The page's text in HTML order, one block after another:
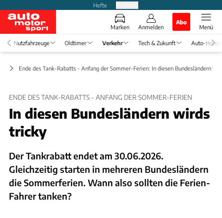
Hefte
Marken Anmelden
Abo
Menü
Nutzfahrzeuge Oldtimer Verkehr Tech & Zukunft Auto-
Ende des Tank-Rabatts - Anfang der Sommer-Ferien: In diesen Bundesländern
ENDE DES TANK-RABATTS - ANFANG DER SOMMER-FERIEN
In diesen Bundesländern wirds
tricky
Der Tankrabatt endet am 30.06.2026.
Gleichzeitig starten in mehreren Bundesländern
die Sommerferien. Wann also sollten die Ferien-
Fahrer tanken?